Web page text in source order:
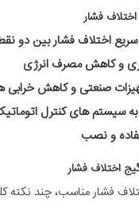
اختلاف فشار
اختلاف فشار بین دو
و کاهش مصرف انرژی
صنعتی و کاهش خرابی
سیستم های کنترل
و نصب
اختلاف فشار
فشار مناسب، چند نکته